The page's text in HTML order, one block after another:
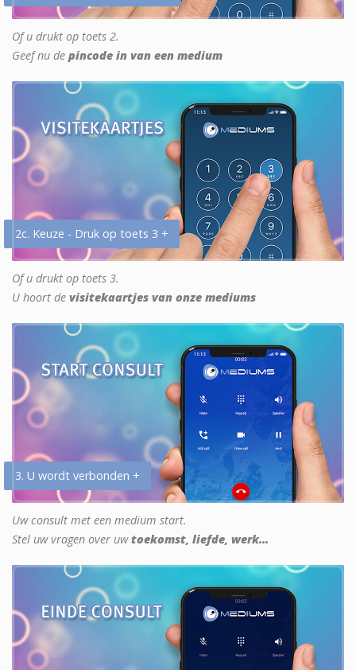
Of u drukt op toets 2.
Geef nu de pincode in van een medium
2c. Keuze - Druk op toets 3 +
Of u drukt op toets 3.
U hoort de visitekaartjes van onze mediums
3. U wordt verbonden +
Uw consult met een medium start.
Stel uw vragen over uwtoekomst, liefde, werk...